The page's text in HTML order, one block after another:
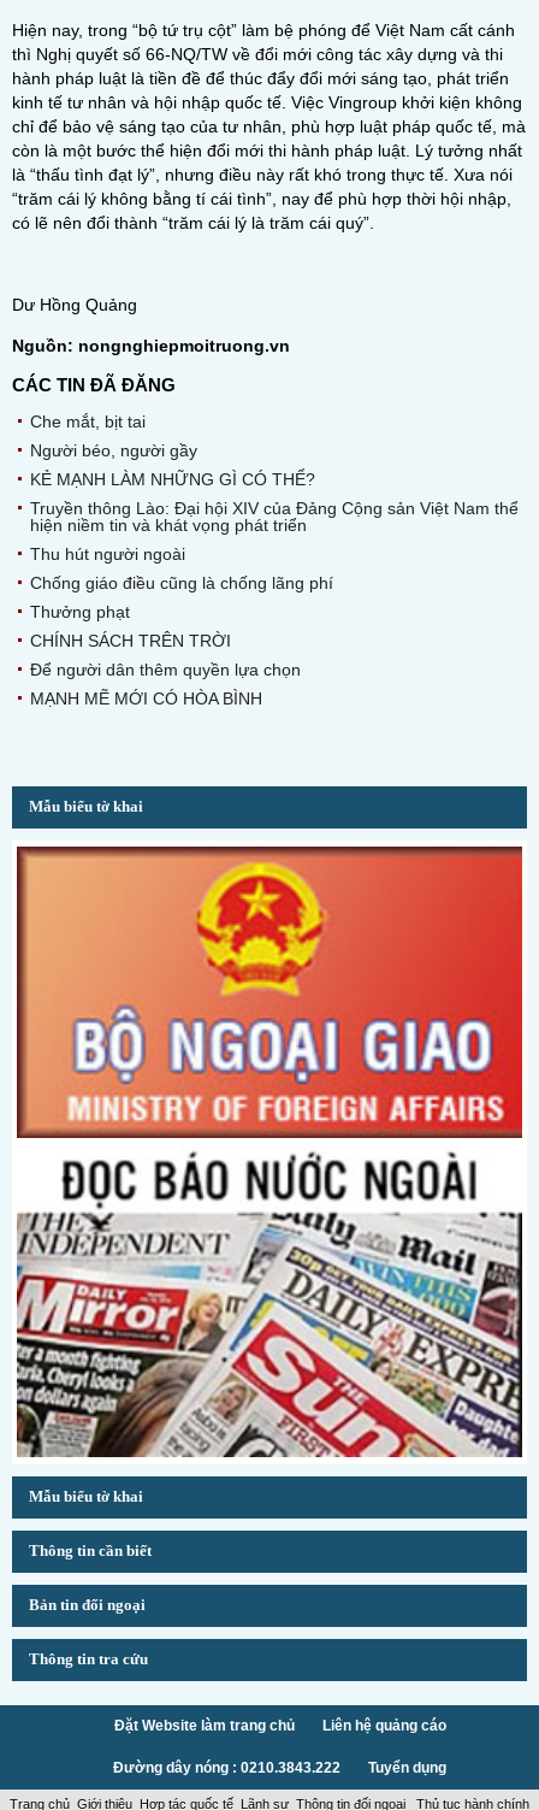
Hiện nay, trong “bộ tứ trụ cột” làm bệ phóng để Việt Nam cất cánh
thì Nghị quyết số 66-NQ/TW về đổi mới công tác xây dựng và thi
hành pháp luật là tiền đề để thúc đẩy đổi mới sáng tạo, phát triển
kinh tế tư nhân và hội nhập quốc tế. Việc Vingroup khởi kiện không
chỉ để bảo vệ sáng tạo của tư nhân, phù hợp luật pháp quốc tế, mà
còn là một bước thể hiện đổi mới thi hành pháp luật. Lý tưởng nhất
là “thấu tình đạt lý”, nhưng điều này rất khó trong thực tế. Xưa nói
“trăm cái lý không bằng tí cái tình”, nay để phù hợp thời hội nhập,
có lẽ nên đổi thành “trăm cái lý là trăm cái quý”.
Dư Hồng Quảng
Nguồn: nongnghiepmoitruong.vn
CÁC TIN ĐÃ ĐĂNG
Che mắt, bịt tai
Người béo, người gầy
KẺ MẠNH LÀM NHỮNG GÌ CÓ THỂ?
Truyền thông Lào: Đại hội XIV của Đảng Cộng sản Việt Nam thể
hiện niềm tin và khát vọng phát triển
Thu hút người ngoài
Chống giáo điều cũng là chống lãng phí
Thưởng phạt
CHÍNH SÁCH TRÊN TRỜI
Để người dân thêm quyền lựa chọn
MẠNH MẼ MỚI CÓ HÒA BÌNH
Mẫu biểu tờ khai
Mẫu biểu tờ khai
Thông tin cần biết
Bản tin đối ngoại
Thông tin tra cứu
Đặt Website làm trang chủ Liên hệ quảng cáo
Đường dây nóng : 0210.3843.222 Tuyển dụng
Trang chủ Giới thiệu Hợp tác quốc tế Lãnh sự Thông tin đối ngoại Thủ tục hành chính